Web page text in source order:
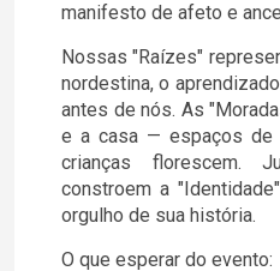
manifesto de afeto e
Nossas "Raízes"
nordestina, o
antes de nós. As
e a casa — espaços de
crianças florescem.
constroem a
orgulho de sua história.
O que esperar do evento: